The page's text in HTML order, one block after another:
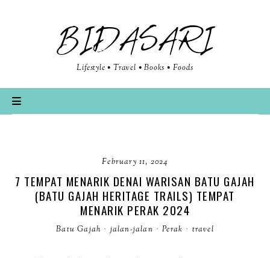
BIDASARI
Lifestyle • Travel • Books • Foods
February 11, 2024
7 TEMPAT MENARIK DENAI WARISAN BATU GAJAH
(BATU GAJAH HERITAGE TRAILS) TEMPAT
MENARIK PERAK 2024
Batu Gajah · jalan-jalan · Perak · travel